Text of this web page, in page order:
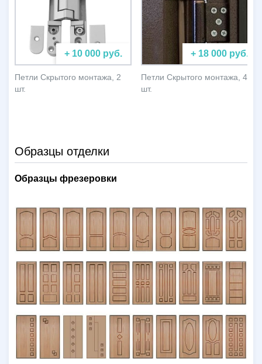
+ 10 000 руб.
Петли Скрытого монтажа, 2
шт.
+ 18 000 руб.
Петли Скрытого монтажа, 4
шт.
Образцы отделки
Образцы фрезеровки